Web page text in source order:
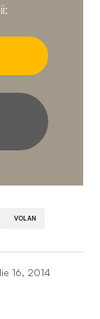
VOLAN
16, 2014